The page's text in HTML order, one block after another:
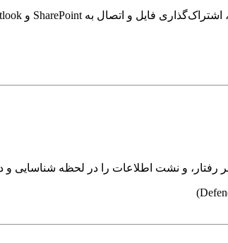
رفتار، و نشت اطلاعات را در لحظه شناسایی و